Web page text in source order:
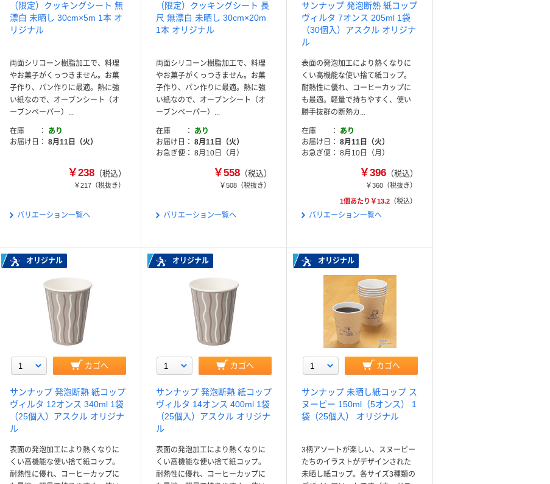
（限定）クッキングシート 無
漂白 未晒し 30cm×5m 1本 オ
リジナル
両面シリコーン樹脂加工で、料理
やお菓子がくっつきません。お菓
子作り、パン作りに最適。熱に強
い紙なので、オーブンシート（オ
ーブンペーパー）...
在庫
あり
お届け日
8月11日（火）
￥238（税込）
￥217（税抜き）
バリエーション一覧へ
（限定）クッキングシート 長
尺 無漂白 未晒し 30cm×20m
1本 オリジナル
両面シリコーン樹脂加工で、料理
やお菓子がくっつきません。お菓
子作り、パン作りに最適。熱に強
い紙なので、オーブンシート（オ
ーブンペーパー）...
在庫
あり
お届け日
8月11日（火）
お急ぎ便
8月10日（月）
￥558 （税込）
￥508 （税抜き）
バリエーション一覧へ
サンナップ 発泡断熱 紙コップ
ヴィルタ 7オンス 205ml 1袋
（30個入）アスクル オリジナ
ル
表面の発泡加工により熱くなりに
くい高機能な使い捨て紙コップ。
耐熱性に優れ、コーヒーカップに
も最適。軽量で持ちやすく、使い
勝手抜群の断熱カ...
在庫
あり
お届け日
8月11日（火）
お急ぎ便
8月10日（月）
￥396 （税込）
￥360 （税抜き）
1個あたり￥13.2 （税込）
バリエーション一覧へ
オリジナル
カゴへ
サンナップ 発泡断熱 紙コップ
ヴィルタ 12オンス 340ml 1袋
（25個入）アスクル オリジナ
ル
表面の発泡加工により熱くなりに
くい高機能な使い捨て紙コップ。
耐熱性に優れ、コーヒーカップに
オリジナル
カゴへ
サンナップ 発泡断熱 紙コップ
ヴィルタ 14オンス 400ml 1袋
（25個入）アスクル オリジナ
ル
表面の発泡加工により熱くなりに
くい高機能な使い捨て紙コップ。
耐熱性に優れ、コーヒーカップに
オリジナル
カゴへ
サンナップ 未晒し紙コップ ス
ヌーピー 150ml（5オンス） 1
袋（25個入） オリジナル
3柄アソートが楽しい、スヌーピー
たちのイラストがデザインされた
未晒し紙コップ。各サイズ3種類の